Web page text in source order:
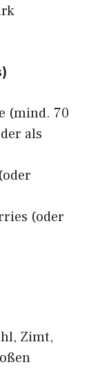
(mind. 70
als
(oder
Zimt,